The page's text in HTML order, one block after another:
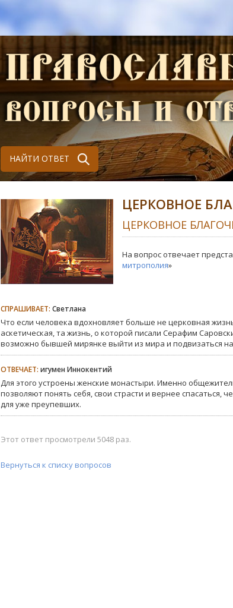
НАЙТИ ОТВЕТ
ЦЕРКОВНОЕ
ЦЕРКОВНОЕ
На вопрос отвечает
митрополия»
СПРАШИВАЕТ: Светлана
Что если человека вдохновляет больше не церковная
аскетическая, та жизнь, о которой писали Серафим
возможно бывшей мирянке выйти из мира и подвизаться
ОТВЕЧАЕТ: игумен Иннокентий
Для этого устроены женские монастыри. Именно
позволяют понять себя, свои страсти и вернее
для уже преупевших.
Этот ответ просмотрели 5048 раз.
Вернуться к списку вопросов